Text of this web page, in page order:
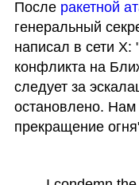
После ракетной
генеральный
написал в сети
конфликта на
следует за
остановлено.
прекращение